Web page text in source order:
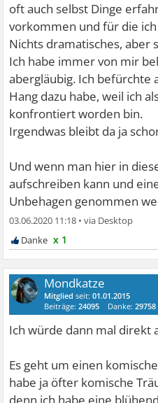
oft auch selbst Dinge
vorkommen und für die
Nichts dramatisches, aber
Ich habe immer von mir
abergläubig. Ich befürchte
Hang dazu habe, weil ich
konfrontiert worden bin.
Irgendwas bleibt da ja
Und wenn man hier in
aufschreiben kann und
Unbehagen genommen
03.06.2020 11:18 •
x 1
Mondkatze
Mitglied seit:01.01.2015
Beiträge:24095 Danke:29758
Ich würde dann mal direkt
Es geht um einen
habe ja öfter komische